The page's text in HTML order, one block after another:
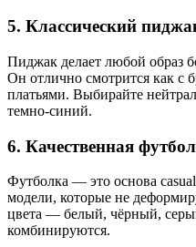
5. Классический
Пиджак делает любой образ
Он отлично смотрится как с
платьями. Выбирайте
темно-синий.
6. Качественная
Футболка — это основа
модели, которые не
цвета — белый, чёрный,
комбинируются.